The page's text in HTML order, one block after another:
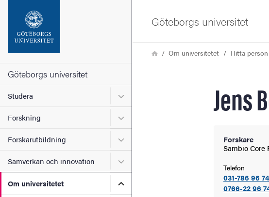
Sidfoten
Om webbplatsen
Göteborgs universitet
Studera Undermeny för Studera
Forskning Undermeny för Forskning
Forskarutbildning Undermeny för Forskarutbildning
Samverkan och innovation Undermeny för Samverkan och innovation
Om universitetet Undermeny för Om universitetet
Göteborgs universitet
LänkstigHemOm universitetet Hitta person
Jens
Forskare
Sambio Core
Telefon
031-786 96 74
0766-22 96